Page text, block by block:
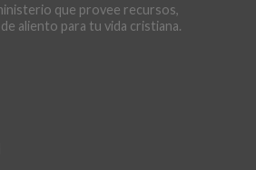
que provee recursos,
aliento para tu vida cristiana.